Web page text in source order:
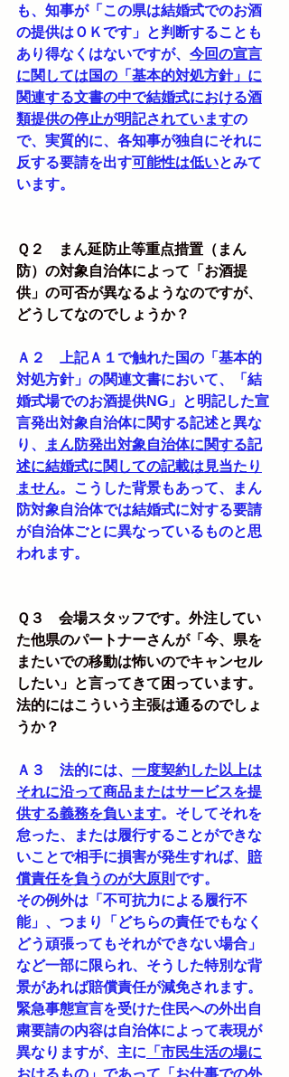
も、知事が「この県は結婚式でのお酒
の提供はＯＫです」と判断することも
あり得なくはないですが、 今回の宣言
に関しては国の「基本的対処方針」に
関連する文書の中で結婚式における酒
類提供の停止が明記されていますの
で、実質的に、各知事が独自にそれに
反する要請を出す可能性は低いとみて
います。
Ｑ２　まん延防止等重点措置（まん
防）の対象自治体によって「お酒提
供」の可否が異なるようなのですが、
どうしてなのでしょうか？
Ａ２　上記Ａ１で触れた国の「基本的
対処方針」の関連文書において、「結
婚式場でのお酒提供NG」と明記した宣
言発出対象自治体に関する記述と異な
り、
まん防発出対象自治体に関する記
述に結婚式に関しての記載は見当たり
ません。こうした背景もあって、まん
防対象自治体では結婚式に対する要請
が自治体ごとに異なっているものと思
われます。
Ｑ３　会場スタッフです。外注してい
た他県のパートナーさんが「今、県を
またいでの移動は怖いのでキャンセル
したい」と言ってきて困っています。
法的にはこういう主張は通るのでしょ
うか？
Ａ３　法的には、 一度契約した以上は
それに沿って商品またはサービスを提
供する義務を負います。そしてそれを
怠った、または履行することができな
いことで相手に損害が発生すれば、 賠
償責任を負うのが大原則です。
その例外は「不可抗力による履行不
能」、つまり「どちらの責任でもなく
どう頑張ってもそれができない場合」
など一部に限られ、そうした特別な背
景があれば賠償責任が減免されます。
緊急事態宣言を受けた住民への外出自
粛要請の内容は自治体によって表現が
異なりますが、主に 「市民生活の場に
おけるもの」であって「お仕事での外